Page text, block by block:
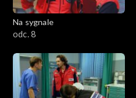
Na sygnale
odc. 8